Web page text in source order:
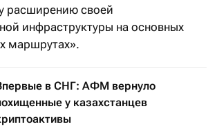
расширению своей
инфраструктуры на основных
маршрутах».
в СНГ: АФМ вернуло
у казахстанцев